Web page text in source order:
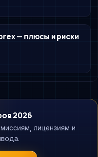
— плюсы и риски
2026
лицензиям и